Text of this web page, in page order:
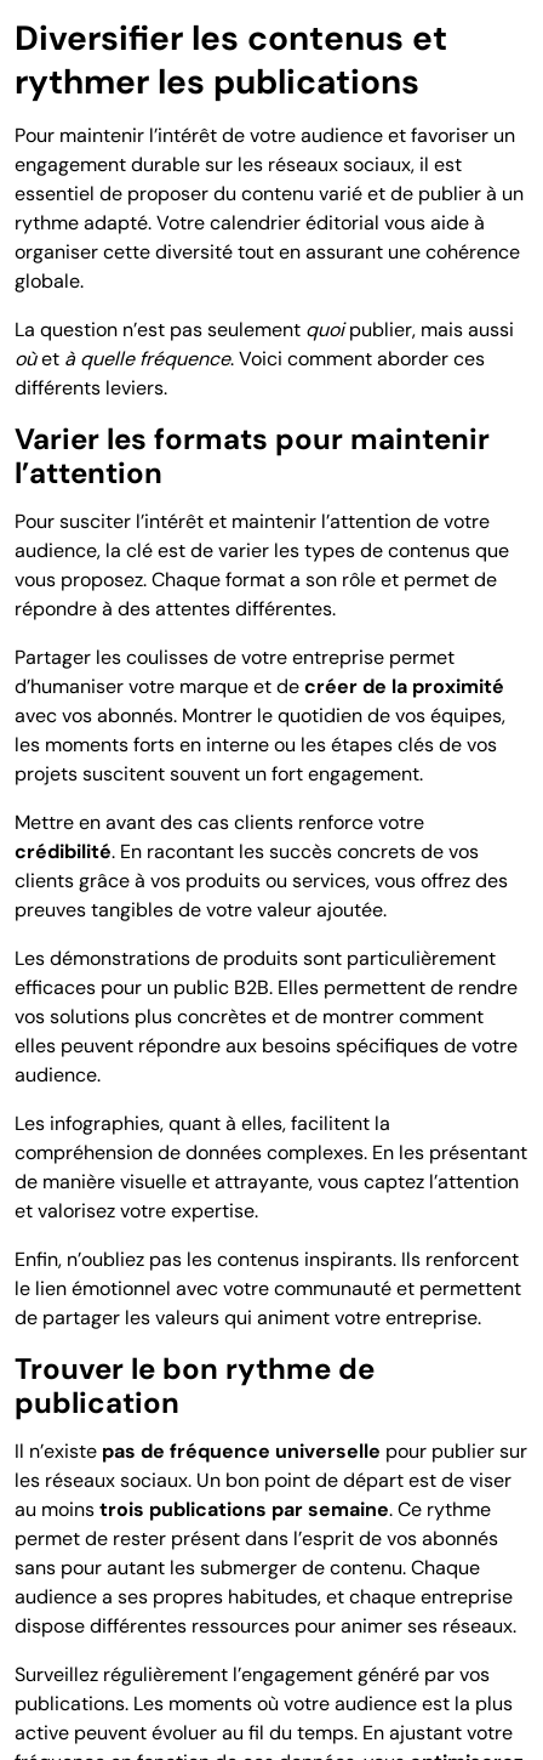
Diversifier les contenus et
rythmer les publications
Pour maintenir l’intérêt de votre audience et favoriser un
engagement durable sur les réseaux sociaux, il est
essentiel de proposer du contenu varié et de publier à un
rythme adapté. Votre calendrier éditorial vous aide à
organiser cette diversité tout en assurant une cohérence
globale.
La question n’est pas seulement quoipublier, mais aussi
oùet à quelle fréquence. Voici comment aborder ces
différents leviers.
Varier les formats pour maintenir
l’attention
Pour susciter l’intérêt et maintenir l’attention de votre
audience, la clé est de varier les types de contenus que
vous proposez. Chaque format a son rôle et permet de
répondre à des attentes différentes.
Partager les coulisses de votre entreprise permet
d’humaniser votre marque et decréer de la proximité
avec vos abonnés. Montrer le quotidien de vos équipes,
les moments forts en interne ou les étapes clés de vos
projets suscitent souvent un fort engagement.
Mettre en avant des cas clients renforce votre
crédibilité. En racontant les succès concrets de vos
clients grâce à vos produits ou services, vous offrez des
preuves tangibles de votre valeur ajoutée.
Les démonstrations de produits sont particulièrement
efficaces pour un public B2B. Elles permettent de rendre
vos solutions plus concrètes et de montrer comment
elles peuvent répondre aux besoins spécifiques de votre
audience.
Les infographies, quant à elles, facilitent la
compréhension de données complexes. En les présentant
de manière visuelle et attrayante, vous captez l’attention
et valorisez votre expertise.
Enfin, n’oubliez pas les contenus inspirants. Ils renforcent
le lien émotionnel avec votre communauté et permettent
de partager les valeurs qui animent votre entreprise.
Trouver le bon rythme de
publication
Il n’existe pas de fréquence universelle pour publier sur
les réseaux sociaux. Un bon point de départ est de viser
au moinstrois publications par semaine. Ce rythme
permet de rester présent dans l’esprit de vos abonnés
sans pour autant les submerger de contenu. Chaque
audience a ses propres habitudes, et chaque entreprise
dispose différentes ressources pour animer ses réseaux.
Surveillez régulièrement l’engagement généré par vos
publications. Les moments où votre audience est la plus
active peuvent évoluer au fil du temps. En ajustant votre